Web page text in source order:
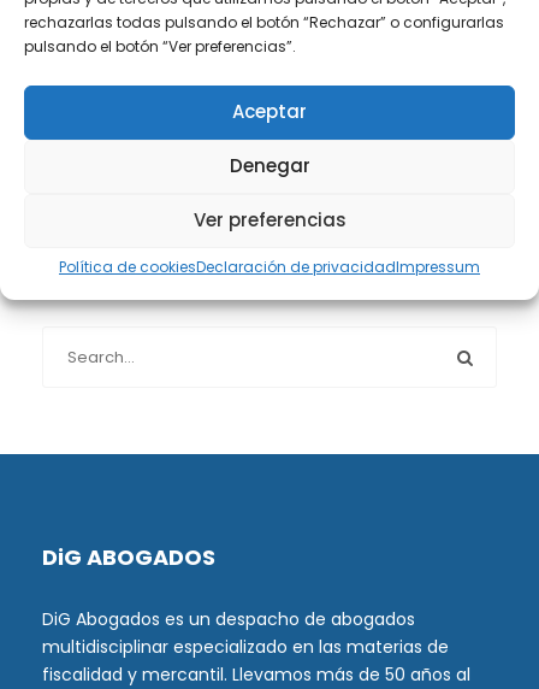
rechazarlas todas pulsando el botón “Rechazar” o configurarlas
pulsando el botón “Ver preferencias”.
Aceptar
Denegar
Ver preferencias
Política de cookiesDeclaración de privacidadImpressum
Protección de datos(40)
DiG ABOGADOS
DiG Abogados es un despacho de abogados
multidisciplinar especializado en las materias de
fiscalidad y mercantil. Llevamos más de 50 años al